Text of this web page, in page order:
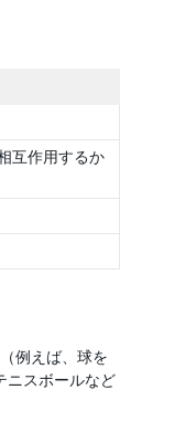
互作用するか
例えば、球を
ニスボールなど